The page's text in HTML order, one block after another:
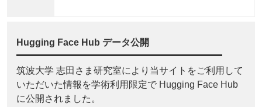
Hugging Face Hub データ公開
筑波大学 志田さま研究室により当サイトをご利用して
いただいた情報を学術利用限定で Hugging Face Hub
に公開されました。